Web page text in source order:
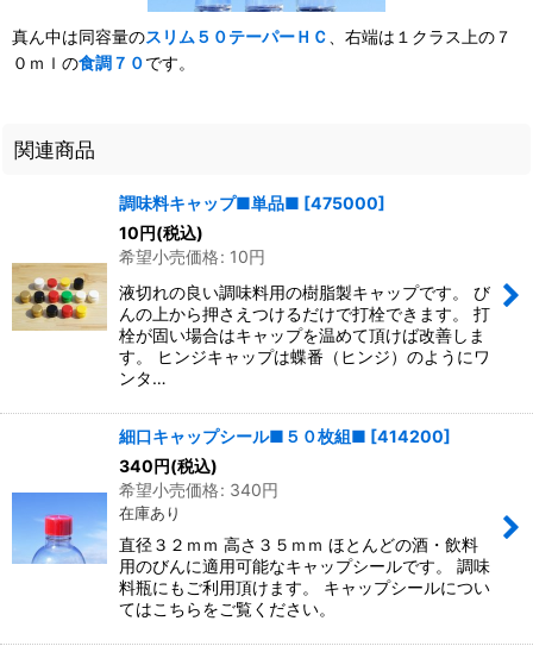
真ん中は同容量のスリム５０テーパーＨＣ
、右端は１クラス上の７
０ｍｌの食調７０です。
関連商品
調味料キャップ■単品■ [475000]
10円(税込)
希望小売価格: 10円
液切れの良い調味料用の樹脂製キャップです。 び
んの上から押さえつけるだけで打栓できます。 打
栓が固い場合はキャップを温めて頂けば改善しま
す。 ヒンジキャップは蝶番（ヒンジ）のようにワ
ンタ…
細口キャップシール■５０枚組■ [414200]
340円(税込)
希望小売価格: 340円
在庫あり
直径３２ｍｍ 高さ３５ｍｍ ほとんどの酒・飲料
用のびんに適用可能なキャップシールです。 調味
料瓶にもご利用頂けます。 キャップシールについ
てはこちらをご覧ください。